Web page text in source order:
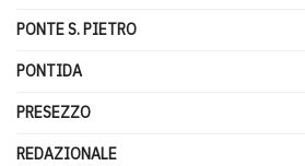
PONTE S. PIETRO
PONTIDA
PRESEZZO
REDAZIONALE